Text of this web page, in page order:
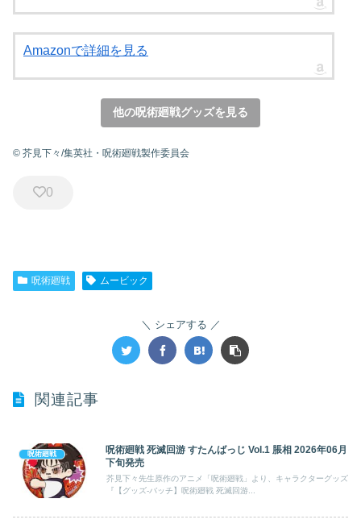
Amazonで詳細を見る
他の呪術廻戦グッズを見る
© 芥見下々/集英社・呪術廻戦製作委員会
0
呪術廻戦 ムービック
シェアする
関連記事
呪術廻戦
呪術廻戦 死滅回游 すたんばっじ Vol.1 脹相 2026年06月
下旬発売
芥見下々先生原作のアニメ「呪術廻戦」より、キャラクターグッズ
『【グッズ-バッチ】呪術廻戦 死滅回游...